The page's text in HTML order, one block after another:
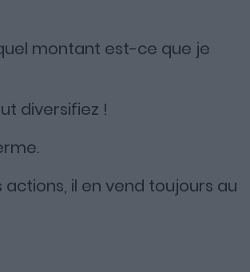
montant est-ce que je
diversifiez !
actions, il en vend toujours au